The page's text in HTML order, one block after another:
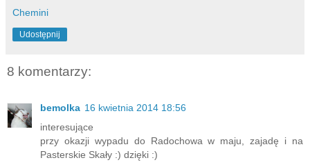
Chemini
Udostępnij
8 komentarzy:
bemolka 16 kwietnia 2014 18:56
interesujące
przy okazji wypadu do Radochowa w maju, zajadę i na
Pasterskie Skały :) dzięki :)